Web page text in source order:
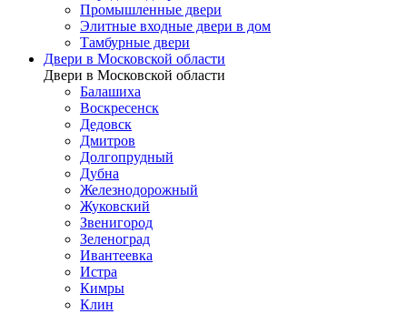
Промышленные двери
Элитные входные двери в дом
Тамбурные двери
Двери в Московской области
Двери в Московской области
Балашиха
Воскресенск
Дедовск
Дмитров
Долгопрудный
Дубна
Железнодорожный
Жуковский
Звенигород
Зеленоград
Ивантеевка
Истра
Кимры
Клин